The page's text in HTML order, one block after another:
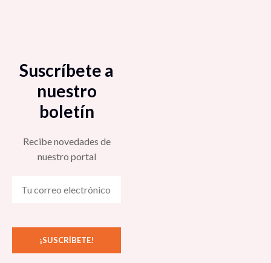
Suscríbete a
nuestro
boletín
Recibe novedades de
nuestro portal